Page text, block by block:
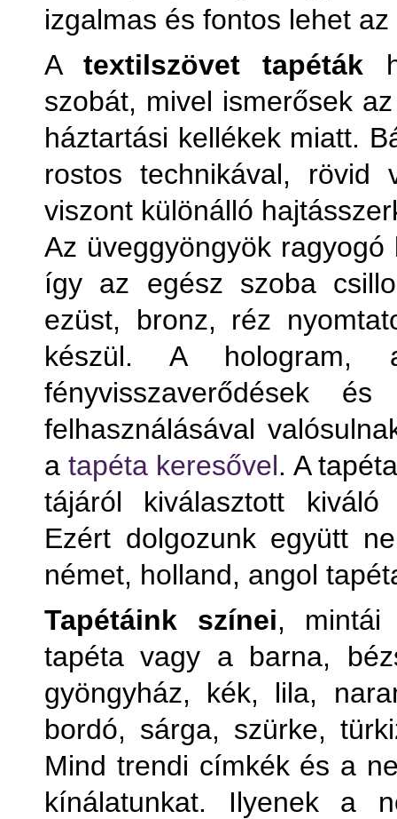
izgalmas és fontos lehet
Atextilszövet tapéták
szobát, mivel ismerősek
háztartási kellékek miatt.
rostos technikával, rövid
viszont különálló
Az üveggyöngyök
így az egész szoba
ezüst, bronz, réz
készül. A hologram,
fényvisszaverődések
felhasználásával
atapéta keresővel. A
tájáról kiválasztott kiváló
Ezért dolgozunk együtt
német, holland, angol
Tapétáink színei, mintái
tapéta vagy a barna,
gyöngyház, kék, lila,
bordó, sárga, szürke,
Mind trendi címkék és a
kínálatunkat. Ilyenek a